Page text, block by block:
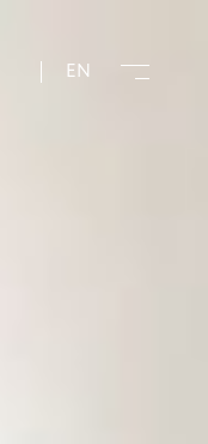
EN